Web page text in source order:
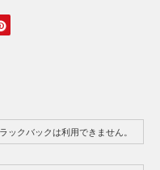
ラックバックは利用できません。